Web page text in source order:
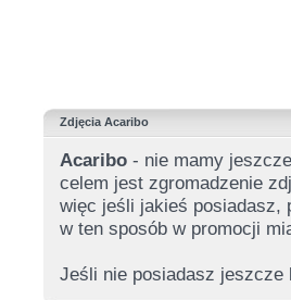
Zdjęcia Acaribo
Acaribo - nie mamy
celem jest zgromadzenie
więc jeśli jakieś posiadasz,
w ten sposób w promocji
Jeśli nie posiadasz